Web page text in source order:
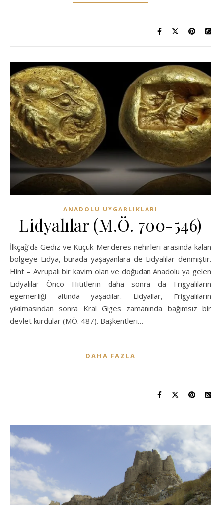
ANADOLU UYGARLIKLARI
Lidyalılar (M.Ö. 700-546)
İlkçağ’da Gediz ve Küçük Menderes nehirleri arasında kalan
bölgeye Lidya, burada yaşayanlara de Lidyalılar denmiştir.
Hint – Avrupalı bir kavim olan ve doğudan Anadolu ya gelen
Lidyalılar Öncö Hititlerin daha sonra da Frigyalıların
egemenliği altında yaşadılar. Lidyallar, Frigyalıların
yıkılmasından sonra Kral Giges zamanında bağımsız bir
devlet kurdular (MÖ. 487). Başkentleri…
DAHA FAZLA